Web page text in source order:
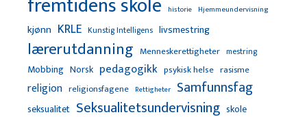
historie Hjemmeundervisning
kjønn KRLE Kunstig Intelligens livsmestring
lærerutdanning Menneskerettigheter mestring
Mobbing Norsk pedagogikk psykisk helse rasisme
religion religionsfagene Rettigheter Samfunnsfag
seksualitet Seksualitetsundervisning skole